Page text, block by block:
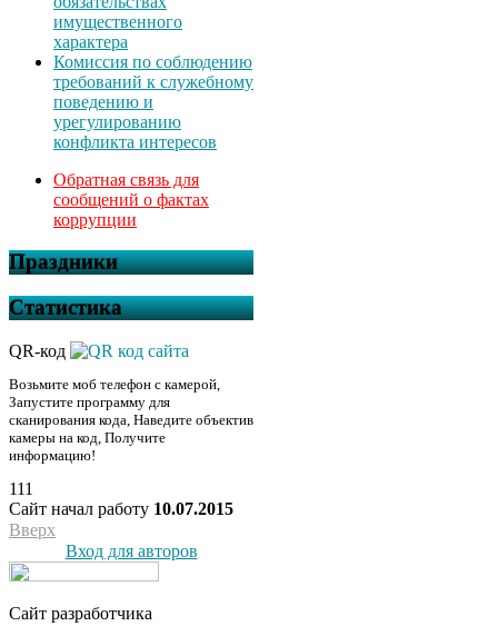
имущественного
характера
Комиссия по соблюдению
требований к служебному
поведению и
урегулированию
конфликта интересов
Обратная связь для
сообщений о фактах
коррупции
Праздники
Статистика
QR-код
Возьмите моб телефон с камерой,
Запустите программу для
сканирования кода, Наведите объектив
камеры на код, Получите
информацию!
111
Сайт начал работу 10.07.2015
Вверх
Вход для авторов
Сайт разработчика